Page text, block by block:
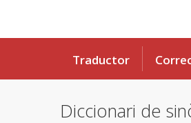
Traductor
Diccionari de